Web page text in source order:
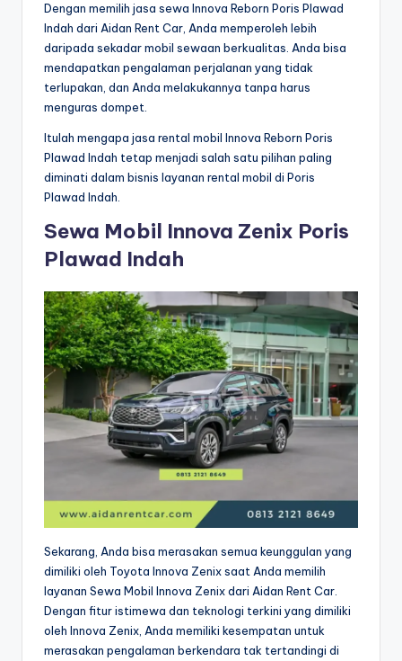
Dengan memilih jasa sewa Innova Reborn Poris Plawad
Indah dari Aidan Rent Car, Anda memperoleh lebih
daripada sekadar mobil sewaan berkualitas. Anda bisa
mendapatkan pengalaman perjalanan yang tidak
terlupakan, dan Anda melakukannya tanpa harus
menguras dompet.
Itulah mengapa jasa rental mobil Innova Reborn Poris
Plawad Indah tetap menjadi salah satu pilihan paling
diminati dalam bisnis layanan rental mobil di Poris
Plawad Indah.
Sewa Mobil Innova Zenix Poris
Plawad Indah
Sekarang, Anda bisa merasakan semua keunggulan yang
dimiliki oleh Toyota Innova Zenix saat Anda memilih
layanan Sewa Mobil Innova Zenix dari Aidan Rent Car.
Dengan fitur istimewa dan teknologi terkini yang dimiliki
oleh Innova Zenix, Anda memiliki kesempatan untuk
merasakan pengalaman berkendara tak tertandingi di